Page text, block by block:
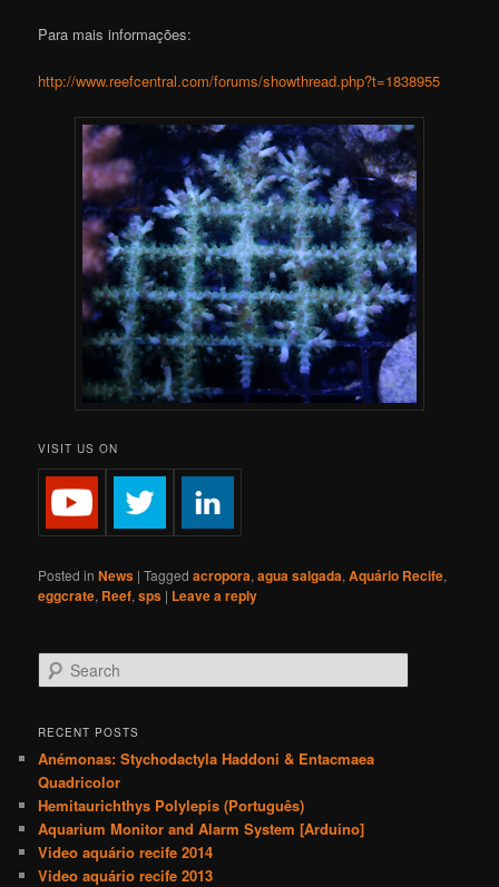
Para mais informações:
http://www.reefcentral.com/forums/showthread.php?t=1838955
VISIT US ON
Posted in News |Tagged acropora,agua salgada,Aquário Recife,
eggcrate, Reef,sps | Leave a reply
e
r
h
RECENT POSTS
Anémonas: Stychodactyla Haddoni & Entacmaea
Quadricolor
Hemitaurichthys Polylepis (Português)
Aquarium Monitor and Alarm System [Arduino]
Video aquário recife 2014
Video aquário recife 2013